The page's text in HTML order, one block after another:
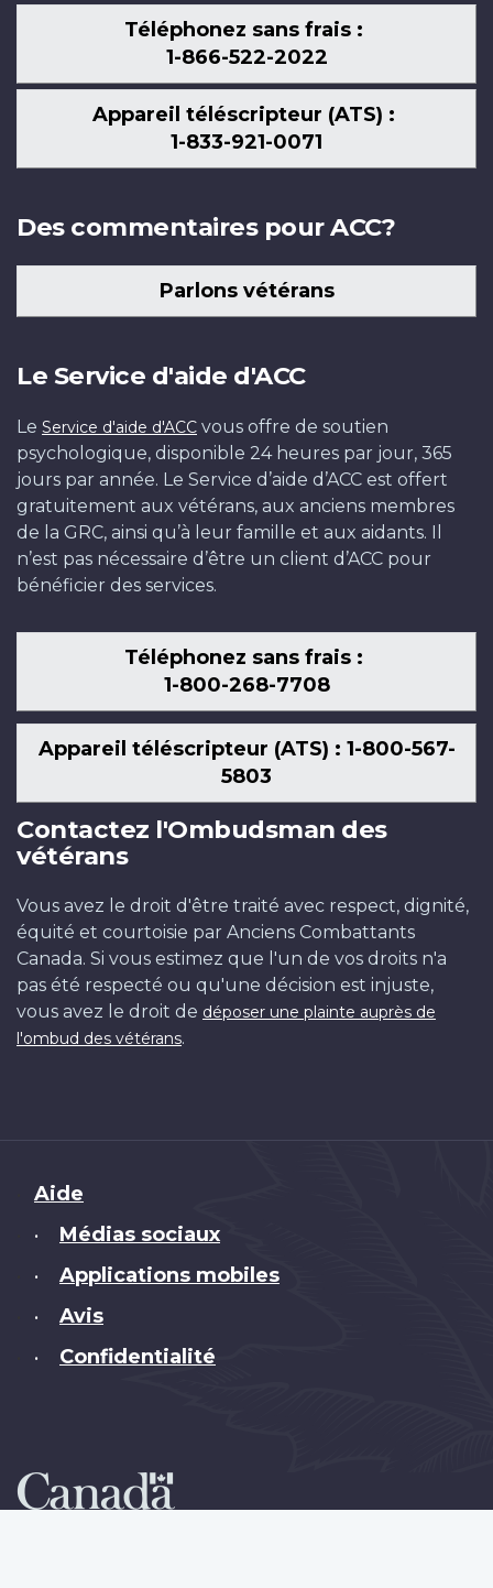
Téléphonez sans frais :
1-866-522-2022
Appareil téléscripteur (ATS) :
1-833-921-0071
Des commentaires pour ACC?
Parlons vétérans
Le Service d'aide d'ACC
Le Service d'aide d'ACC vous offre de soutien
psychologique, disponible 24 heures par jour, 365
jours par année. Le Service d’aide d’ACC est offert
gratuitement aux vétérans, aux anciens membres
de la GRC, ainsi qu’à leur famille et aux aidants. Il
n’est pas nécessaire d’être un client d’ACC pour
bénéficier des services.
Téléphonez sans frais :
1-800-268-7708
Appareil téléscripteur (ATS) : 1-800-567-
5803
Contactez l'Ombudsman des
vétérans
Vous avez le droit d'être traité avec respect, dignité,
équité et courtoisie par Anciens Combattants
Canada. Si vous estimez que l'un de vos droits n'a
pas été respecté ou qu'une décision est injuste,
vous avez le droit de déposer une plainte auprès de
l'ombud des vétérans.
Brand
Aide
• Médias sociaux
• Applications mobiles
• Avis
• Confidentialité